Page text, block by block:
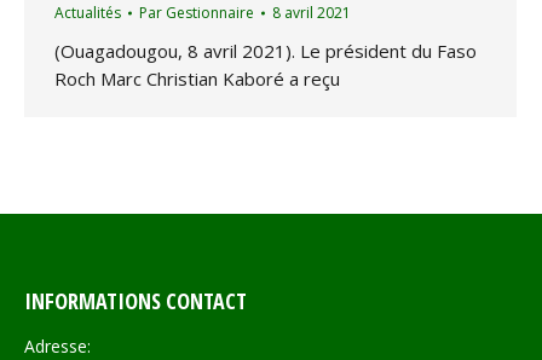
Actualités Par Gestionnaire 8 avril 2021
(Ouagadougou, 8 avril 2021). Le président du Faso
Roch Marc Christian Kaboré a reçu
INFORMATIONS CONTACT
Adresse: